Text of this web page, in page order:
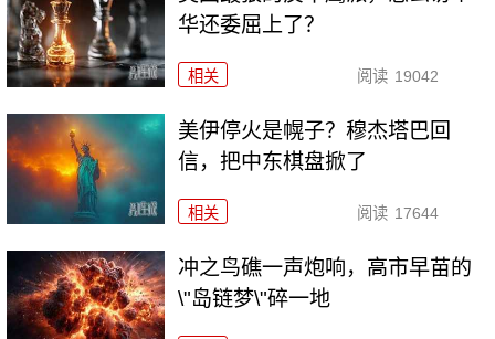
华还委屈上了？
相关 阅读 19042
美伊停火是幌子？穆杰塔巴回
信，把中东棋盘掀了
相关 阅读 17644
冲之鸟礁一声炮响，高市早苗的
\"岛链梦\"碎一地